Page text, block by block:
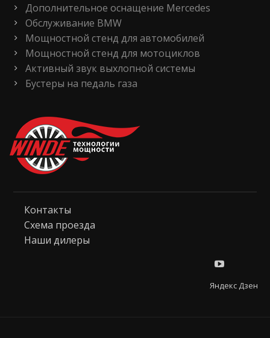
Дополнительное оснащение Mercedes
Обслуживание BMW
Мощностной стенд для автомобилей
Мощностной стенд для мотоциклов
Активный звук выхлопной системы
Бустеры на педаль газа
Контакты
Схема проезда
Наши дилеры
Яндекс Дзен